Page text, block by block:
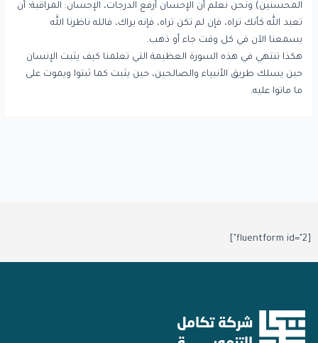
المحسنين) ونحن نعلم أن الإحسان أرفع الدرجات، الإحسان: المراقبة؛ أن
تعبد الله كأنك تراه، فإن لم تكن تراه، فإنه يراك، فالله ناظرنا الله
يسمعنا الآن في كل وقت جاء أو ذهب.
هكذا تنتهي في هذه السورة العظيمة التي تعلمنا كيف يثبت الإنسان
حين يسلك طريق الأنبياء والصالحين، حين يثبت كما ثبتوا ويموت على
ما ماتوا عليه.
[fluentform id="2"]